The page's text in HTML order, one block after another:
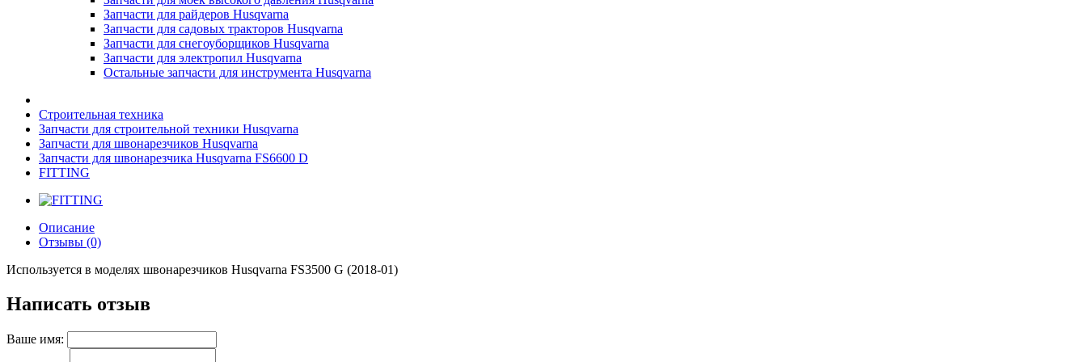
Запчасти для райдеров Husqvarna
Запчасти для садовых тракторов Husqvarna
Запчасти для снегоуборщиков Husqvarna
Запчасти для электропил Husqvarna
Остальные запчасти для инструмента Husqvarna
Строительная техника
Запчасти для строительной техники Husqvarna
Запчасти для швонарезчиков Husqvarna
Запчасти для швонарезчика Husqvarna FS6600 D
FITTING
Описание
Отзывы (0)
Используется в моделях швонарезчиков Husqvarna FS3500 G (2018-01)
Написать отзыв
Ваше имя: